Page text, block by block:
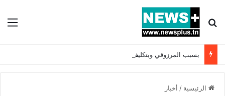
بحث عن
الرئيسية / أخبار